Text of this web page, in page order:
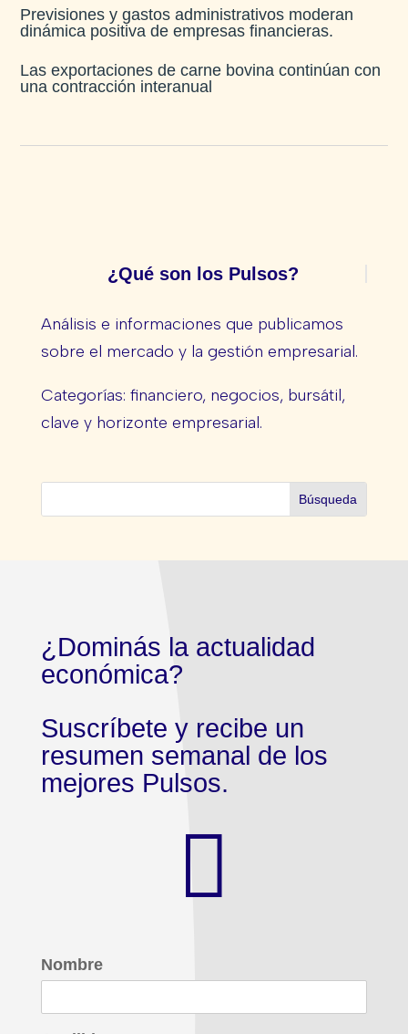
Previsiones y gastos administrativos moderan
dinámica positiva de empresas financieras​.
Las exportaciones de carne bovina continúan con
una contracción interanual
¿Qué son los Pulsos?
Análisis e informaciones que publicamos
sobre el mercado y la gestión empresarial.
Categorías: financiero, negocios, bursátil,
clave y horizonte empresarial.
¿Dominás la actualidad
económica?
Suscríbete y recibe un
resumen semanal de los
mejores Pulsos.

Nombre